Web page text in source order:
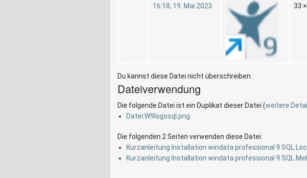
16:18, 19. Mai 2023 33
Du kannst diese Datei nicht überschreiben.
Dateiverwendung
Die folgende Datei ist ein Duplikat dieser Datei (weitere
Datei:W9logosql.png
Die folgenden 2 Seiten verwenden diese Datei:
Kurzanleitung Installation windata professional 9 SQL
Kurzanleitung Installation windata professional 9 SQL